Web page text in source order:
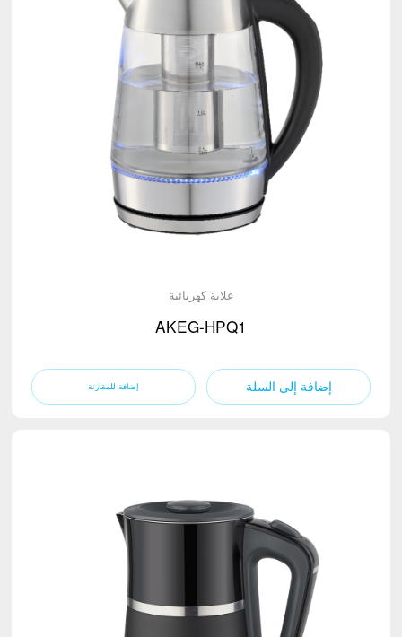
غلاية كهربائية
AKEG-HPQ1
إضافة إلى السلة